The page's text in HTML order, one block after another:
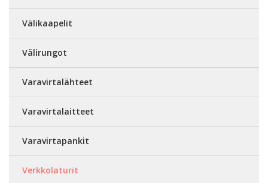
Välikaapelit
Välirungot
Varavirtalähteet
Varavirtalaitteet
Varavirtapankit
Verkkolaturit